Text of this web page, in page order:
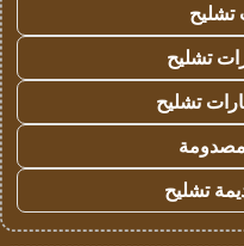
تشليح
تشليح
تشليح
تشليح